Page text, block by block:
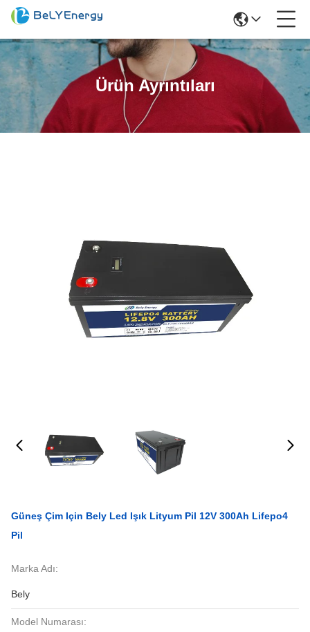
Ürün Ayrıntıları
Güneş Çim Için Bely Led Işık Lityum Pil 12V 300Ah Lifepo4
Pil
Marka Adı:
Bely
Model Numarası: